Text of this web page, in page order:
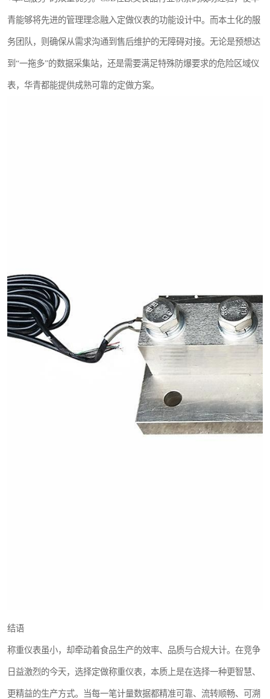
青能够将先进的管理理念融入定做仪表的功能设计中。而本土化的服
务团队，则确保从需求沟通到售后维护的无障碍对接。无论是预想达
到“一拖多”的数据采集站，还是需要满足特殊防爆要求的危险区域仪
表，华青都能提供成熟可靠的定做方案。
结语
称重仪表虽小，却牵动着食品生产的效率、品质与合规大计。在竞争
日益激烈的今天，选择定做称重仪表，本质上是在选择一种更智慧、
更精益的生产方式。当每一笔计量数据都精准可靠、流转顺畅、可溯